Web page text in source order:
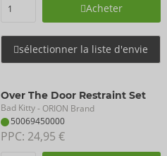
Acheter
sélectionner la liste d'envie
Over The Door Restraint Set
Bad Kitty- ORION Brand
50069450000
PPC: 24,95 €